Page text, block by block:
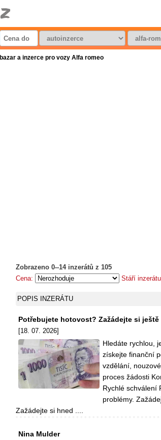
bazar a inzerce pro vozy Alfa romeo
Zobrazeno 0--14 inzerátů z 105
Cena:
Stáří
POPIS INZERÁTU
Potřebujete hotovost? Zažádejte si ještě
[18. 07. 2026]
Hledáte rychlou,
získejte finanční
vzdělání,
proces žádosti
Rychlé schválení
problémy.
Zažádejte si hned ....
Nina Mulder